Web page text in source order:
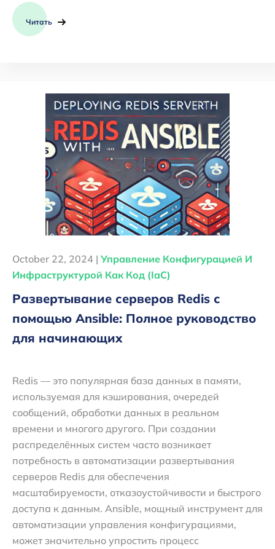
Читать
October 22, 2024 | Управление Конфигурацией И
Инфраструктурой Как Код (IaC)
Развертывание серверов Redis с
помощью Ansible: Полное руководство
для начинающих
Redis — это популярная база данных в памяти,
используемая для кэширования, очередей
сообщений, обработки данных в реальном
времени и многого другого. При создании
распределённых систем часто возникает
потребность в автоматизации развертывания
серверов Redis для обеспечения
масштабируемости, отказоустойчивости и быстрого
доступа к данным. Ansible, мощный инструмент для
автоматизации управления конфигурациями,
может значительно упростить процесс